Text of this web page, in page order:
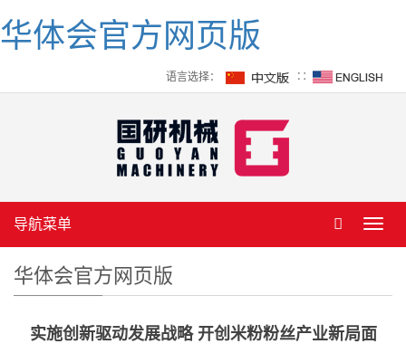
华体会官方网页版
语言选择： ∷
导航菜单
华体会官方网页版
实施创新驱动发展战略 开创米粉粉丝产业新局面